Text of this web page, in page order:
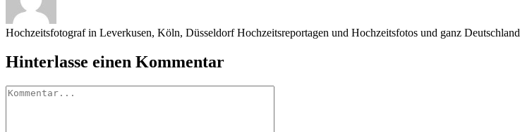
Hochzeitsfotograf in Leverkusen, Köln, Düsseldorf Hochzeitsreportagen und Hochzeitsfotos und ganz Deutschland
Hinterlasse einen Kommentar
Kommentar